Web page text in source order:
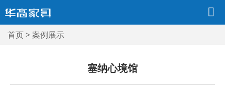
首页>案例展示
塞纳心境馆